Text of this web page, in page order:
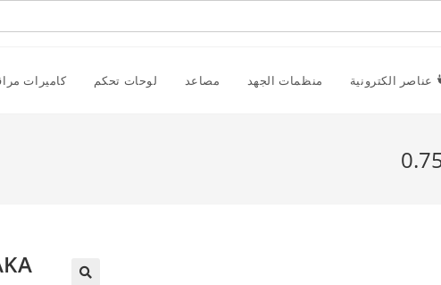
عناصر الكترونية منظمات الجهد مصاعد لوحات تحكم كاميرات